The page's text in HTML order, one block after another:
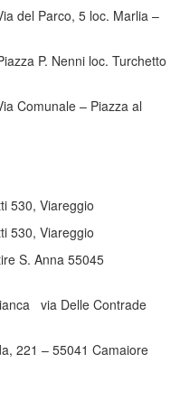
Parco, 5 loc. Marlia –
P. Nenni loc. Turchetto
Comunale – Piazza al
Viareggio
Viareggio
S. Anna 55045
via Delle Contrade
221 – 55041 Camaiore